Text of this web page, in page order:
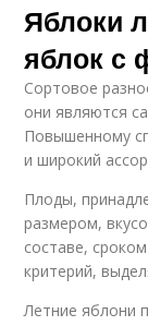
Яблоки
яблок с
Сортовое
они являются
Повышенному
и широкий
Плоды,
размером,
составе,
критерий,
Летние яблони